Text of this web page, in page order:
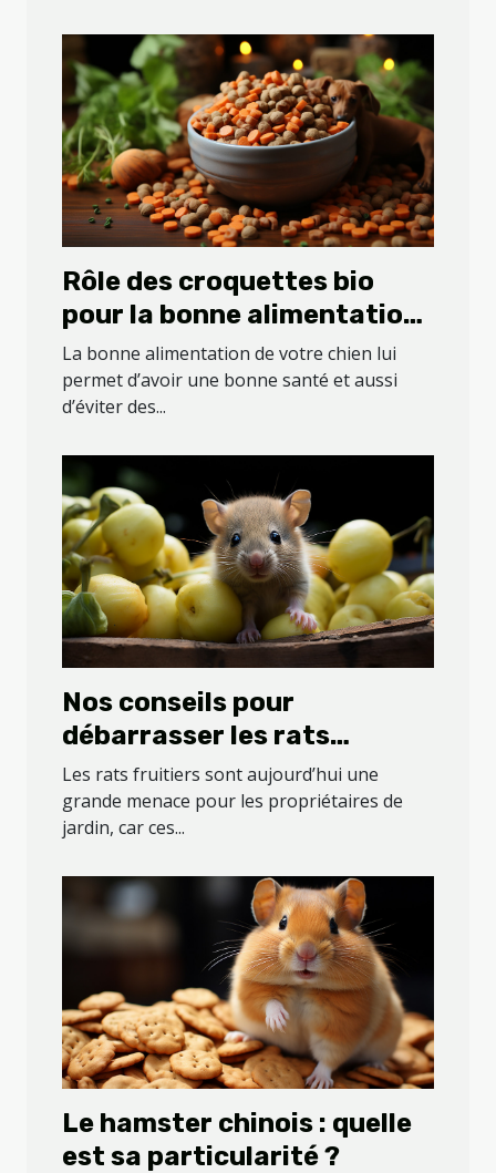
Rôle des croquettes bio
pour la bonne alimentation
de votre chien
La bonne alimentation de votre chien lui
permet d’avoir une bonne santé et aussi
d’éviter des...
Nos conseils pour
débarrasser les rats
fruitiers de votre jardin
Les rats fruitiers sont aujourd’hui une
grande menace pour les propriétaires de
jardin, car ces...
Le hamster chinois : quelle
est sa particularité ?